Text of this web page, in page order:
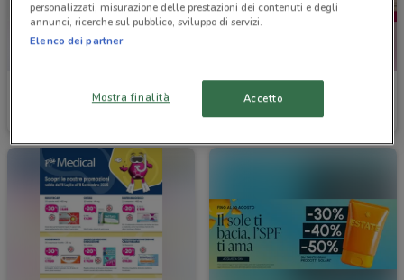
VisionOttica VisionOttica
Scade il 31/08
personalizzati, misurazione delle prestazioni dei contenuti e degli
annunci, ricerche sul pubblico, sviluppo di servizi.
Elenco dei partner
Mostra finalità Accetto